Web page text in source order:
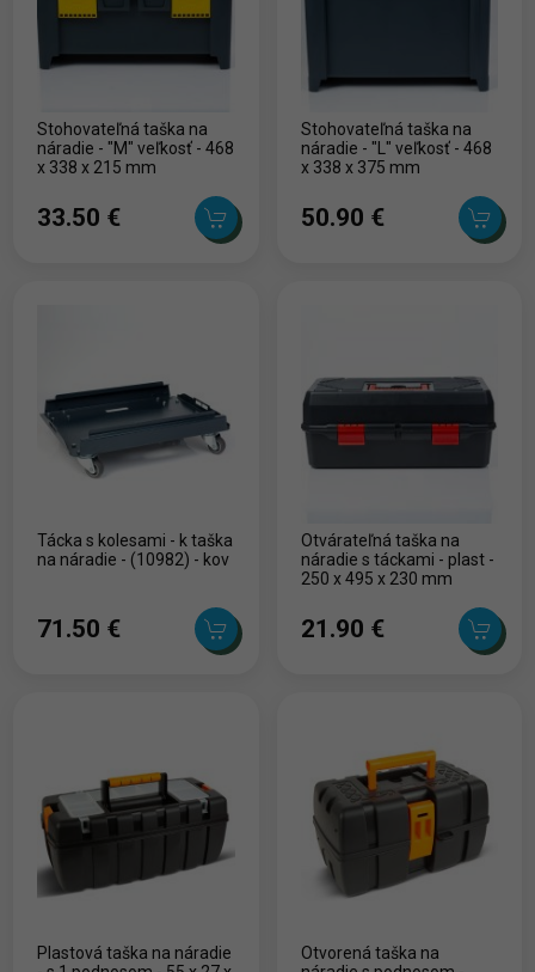
Stohovateľná taška na
náradie - "M" veľkosť - 468
x 338 x 215 mm
33.50 ‎€
Stohovateľná taška na
náradie - "L" veľkosť - 468
x 338 x 375 mm
50.90 ‎€
Tácka s kolesami - k taška
na náradie - (10982) - kov
71.50 ‎€
Otvárateľná taška na
náradie s táckami - plast -
250 x 495 x 230 mm
21.90 ‎€
Plastová taška na náradie
Otvorená taška na